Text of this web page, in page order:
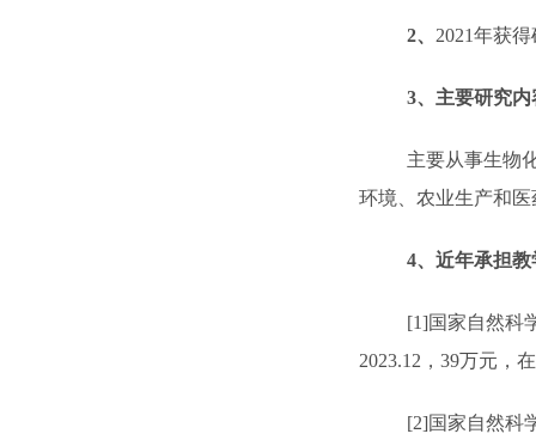
2、 2021年获得
3、主要研究内
主要从事生物
环境、农业生产和
4、近年承担
[1]国家自然科
2023.12 ， 39万元，
[2]国家自然科